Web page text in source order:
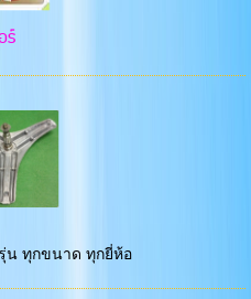
ร์
น ทุกขนาด ทุกยี่ห้อ